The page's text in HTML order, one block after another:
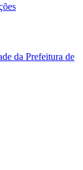
da Prefeitura de